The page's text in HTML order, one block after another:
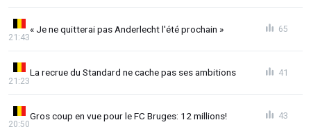
« Je ne quitterai pas Anderlecht l'été prochain »
21:43
65
La recrue du Standard ne cache pas ses ambitions
21:23
41
Gros coup en vue pour le FC Bruges: 12 millions!
20:50
43